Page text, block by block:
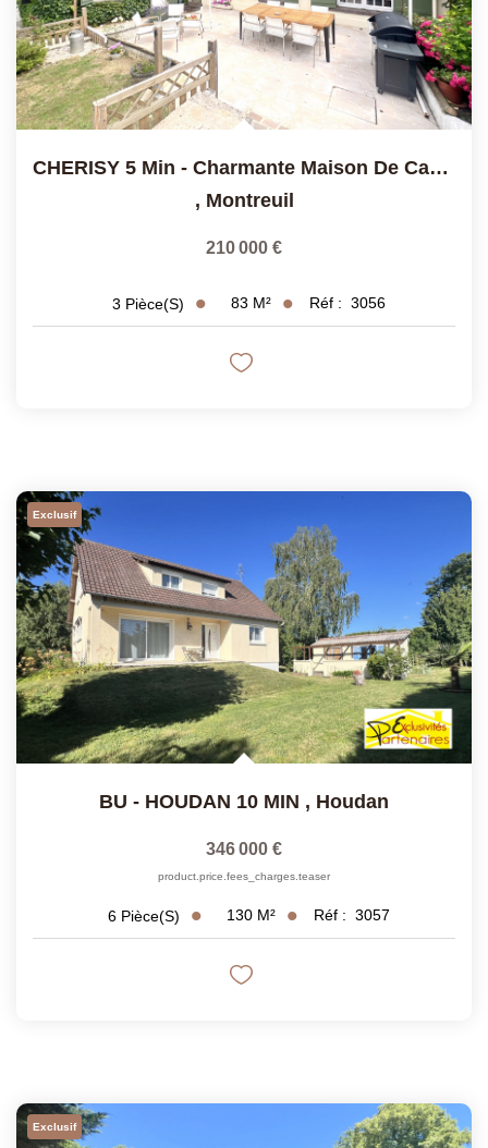
CHERISY 5 Min - Charmante Maison De Caractère Avec Terrasse,
, Montreuil
210 000 €
3 Pièce(s) 83 M² Réf : 3056
Exclusif
BU - HOUDAN 10 MIN , Houdan
346 000 €
product.price.fees_charges.teaser
6 Pièce(s) 130 M² Réf : 3057
Exclusif